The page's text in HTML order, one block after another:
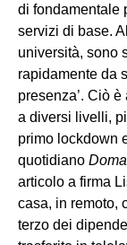
di fondamentale
servizi di base.
università, sono
rapidamente da
presenza’. Ciò
a diversi livelli,
primo lockdown
quotidiano
articolo a firma
casa, in remoto,
terzo dei